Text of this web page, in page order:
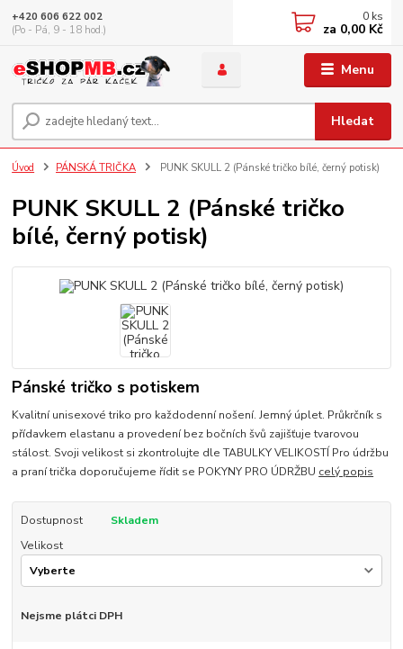
Menu
Hledat
+420 606 622 002
(Po - Pá, 9 - 18 hod.)
0 ks
za 0,00 Kč
Úvod PÁNSKÁ TRIČKA PUNK SKULL 2 (Pánské tričko bílé, černý potisk)
PUNK SKULL 2 (Pánské tričko
bílé, černý potisk)
Pánské tričko s potiskem
Kvalitní unisexové triko pro každodenní nošení. Jemný úplet. Průkrčník s
přídavkem elastanu a provedení bez bočních švů zajišťuje tvarovou
stálost. Svoji velikost si zkontrolujte dle TABULKY VELIKOSTÍ Pro údržbu
a praní trička doporučujeme řídit se POKYNY PRO ÚDRŽBU celý popis
Dostupnost
Skladem
Velikost
Nejsme plátci DPH